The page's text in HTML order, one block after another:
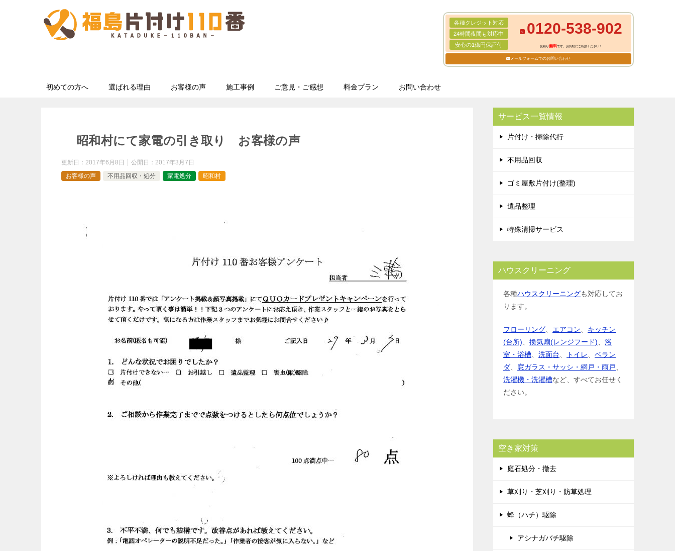
各種クレジット対応
24時間夜間も対応中
安心の1億円保証付
0120-538-902
見積り無料です。お気軽にご相談ください！
メールフォームでのお問い合わせ
初めての方へ 選ばれる理由 お客様の声 施工事例 ご意見・ご感想 料金プラン お問い合わせ
昭和村にて家電の引き取り お客様の声
更新日： 2017年6月8日 公開日： 2017年3月7日
お客様の声
不用品回収・処分 家電処分 昭和村
サービス一覧情報
片付け・掃除代行
不用品回収
ゴミ屋敷片付け(整理)
遺品整理
特殊清掃サービス
ハウスクリーニング
各種ハウスクリーニングも対応してお
ります。
フローリング エアコン
キッチン
(台所)
換気扇(レンジフード)
浴
室・浴槽
洗面台 トイレ
ベラン
ダ
窓ガラス・サッシ・網戸・雨戸
洗濯機・洗濯槽など、すべてお任せく
ださい。
空き家対策
庭石処分・撤去
草刈り・芝刈り・防草処理
蜂（ハチ）駆除
アシナガバチ駆除